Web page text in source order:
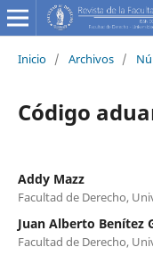
Inicio / Archivos /
Código
Addy Mazz
Facultad de Derecho,
Juan Alberto Benítez
Facultad de Derecho,